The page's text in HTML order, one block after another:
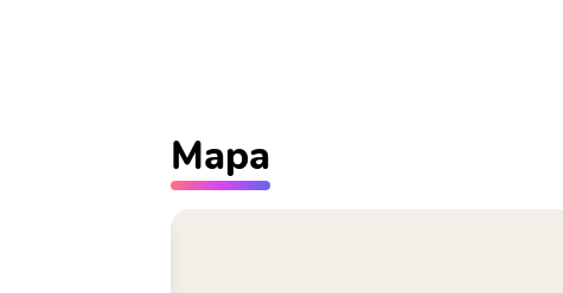
Mapa